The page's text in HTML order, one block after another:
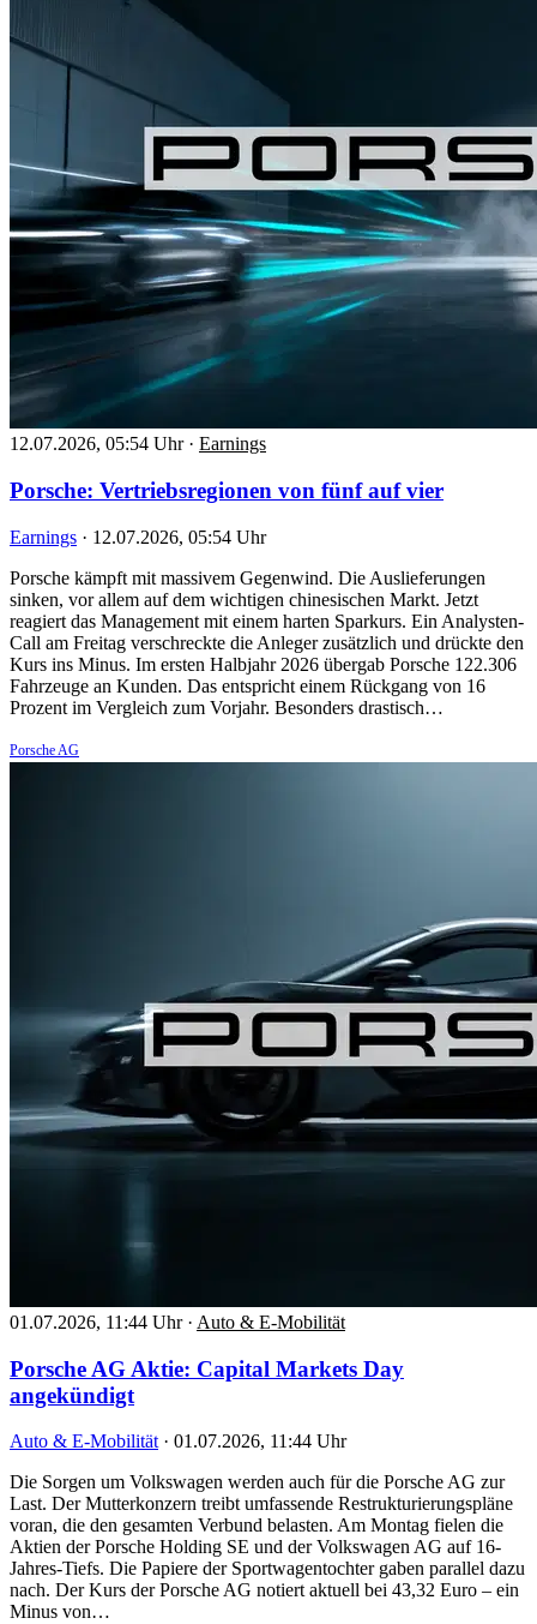
12.07.2026, 05:54 Uhr · Earnings
Porsche: Vertriebsregionen von fünf auf vier
Earnings · 12.07.2026, 05:54 Uhr
Porsche kämpft mit massivem Gegenwind. Die Auslieferungen
sinken, vor allem auf dem wichtigen chinesischen Markt. Jetzt
reagiert das Management mit einem harten Sparkurs. Ein Analysten-
Call am Freitag verschreckte die Anleger zusätzlich und drückte den
Kurs ins Minus. Im ersten Halbjahr 2026 übergab Porsche 122.306
Fahrzeuge an Kunden. Das entspricht einem Rückgang von 16
Prozent im Vergleich zum Vorjahr. Besonders drastisch…
Porsche AG
01.07.2026, 11:44 Uhr · Auto & E-Mobilität
Porsche AG Aktie: Capital Markets Day
angekündigt
Auto & E-Mobilität · 01.07.2026, 11:44 Uhr
Die Sorgen um Volkswagen werden auch für die Porsche AG zur
Last. Der Mutterkonzern treibt umfassende Restrukturierungspläne
voran, die den gesamten Verbund belasten. Am Montag fielen die
Aktien der Porsche Holding SE und der Volkswagen AG auf 16-
Jahres-Tiefs. Die Papiere der Sportwagentochter gaben parallel dazu
nach. Der Kurs der Porsche AG notiert aktuell bei 43,32 Euro – ein
Minus von…